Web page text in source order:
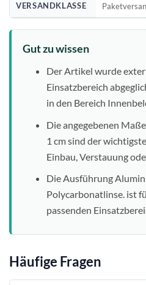
VERSANDKLASSE
Gut zu wissen
Der Artikel wurde
Einsatzbereich
in den Bereich
Die angegebenen
1 cm sind der
Einbau, Verstauung
Die Ausführung
Polycarbonatlinse. ist
passenden
Häufige Fragen